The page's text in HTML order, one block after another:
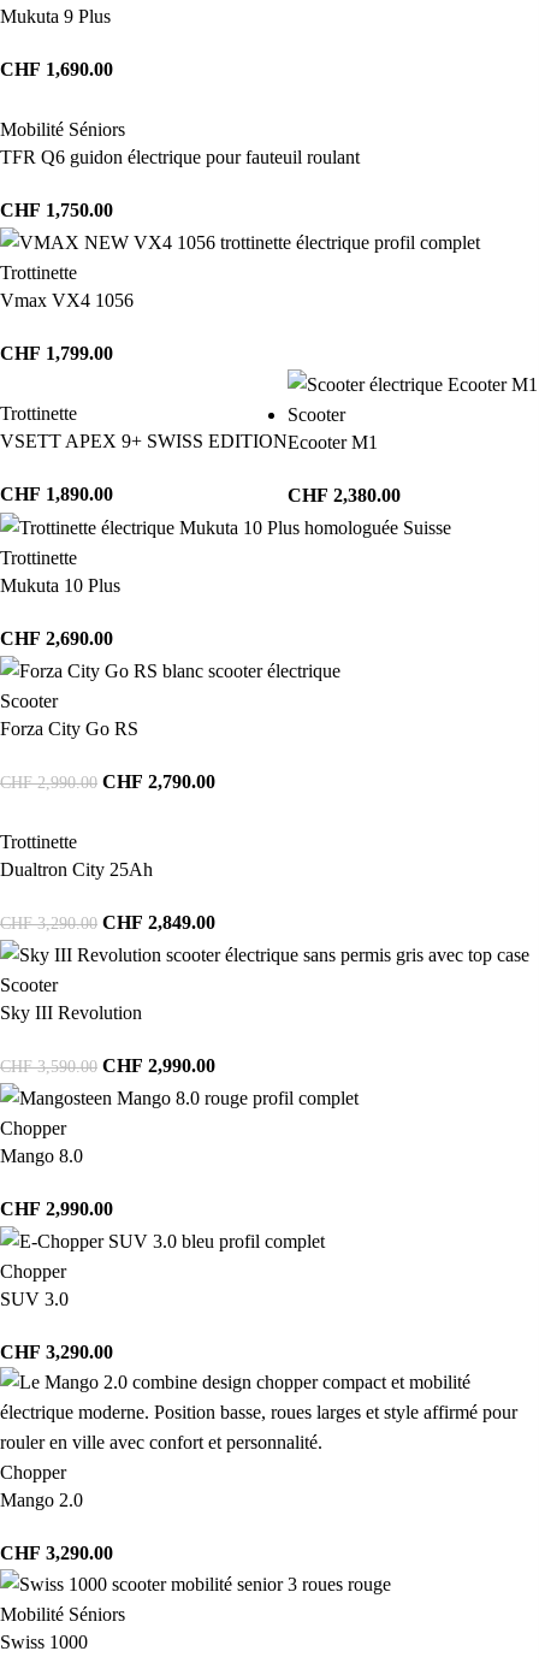
Mukuta 9 Plus
CHF 1,690.00
Mobilité Séniors
TFR Q6 guidon électrique pour fauteuil roulant
CHF 1,750.00
Trottinette
Vmax VX4 1056
CHF 1,799.00
Trottinette
VSETT APEX 9+ SWISS EDITION
CHF 1,890.00
Scooter
Ecooter M1
CHF 2,380.00
Trottinette
Mukuta 10 Plus
CHF 2,690.00
Scooter
Forza City Go RS
CHF2,990.00 CHF 2,790.00
Trottinette
Dualtron City 25Ah
CHF3,290.00 CHF 2,849.00
Scooter
Sky III Revolution
CHF3,590.00 CHF 2,990.00
Chopper
Mango 8.0
CHF 2,990.00
Chopper
SUV 3.0
CHF 3,290.00
Chopper
Mango 2.0
CHF 3,290.00
Mobilité Séniors
Swiss 1000